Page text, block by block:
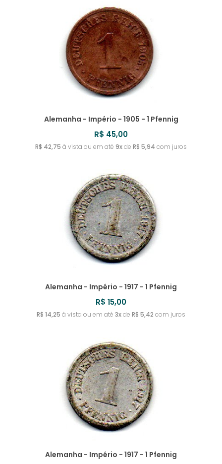
Alemanha - Império - 1905 - 1 Pfennig
R$ 45,00
R$ 42,75 à vista ou em até 9xde R$ 5,94 com juros
Alemanha - Império - 1917 - 1 Pfennig
R$ 15,00
R$ 14,25 à vista ou em até 3xde R$ 5,42 com juros
Alemanha - Império - 1917 - 1 Pfennig